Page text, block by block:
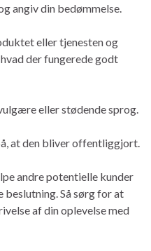
angiv din bedømmelse.
eller tjenesten og
der fungerede godt
eller stødende sprog.
at den bliver offentliggjort.
andre potentielle kunder
Så sørg for at
af din oplevelse med